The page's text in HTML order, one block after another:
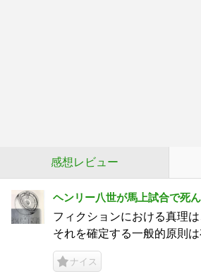
感想レビュー
ヘンリー八世が馬上試合で死
フィクションにおける真理は
それを確定する一般的原則は
ナイス